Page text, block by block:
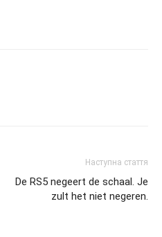
Наступна стаття
De RS5 negeert de schaal. Je
zult het niet negeren.